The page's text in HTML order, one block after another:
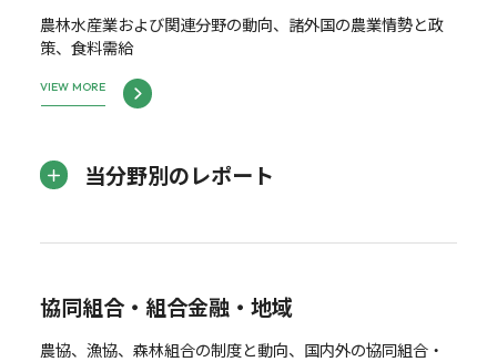
農林水産業および関連分野の動向、諸外国の農業情勢と政
策、食料需給
VIEW MORE
当分野別のレポート
協同組合・組合金融・地域
農協、漁協、森林組合の制度と動向、国内外の協同組合・